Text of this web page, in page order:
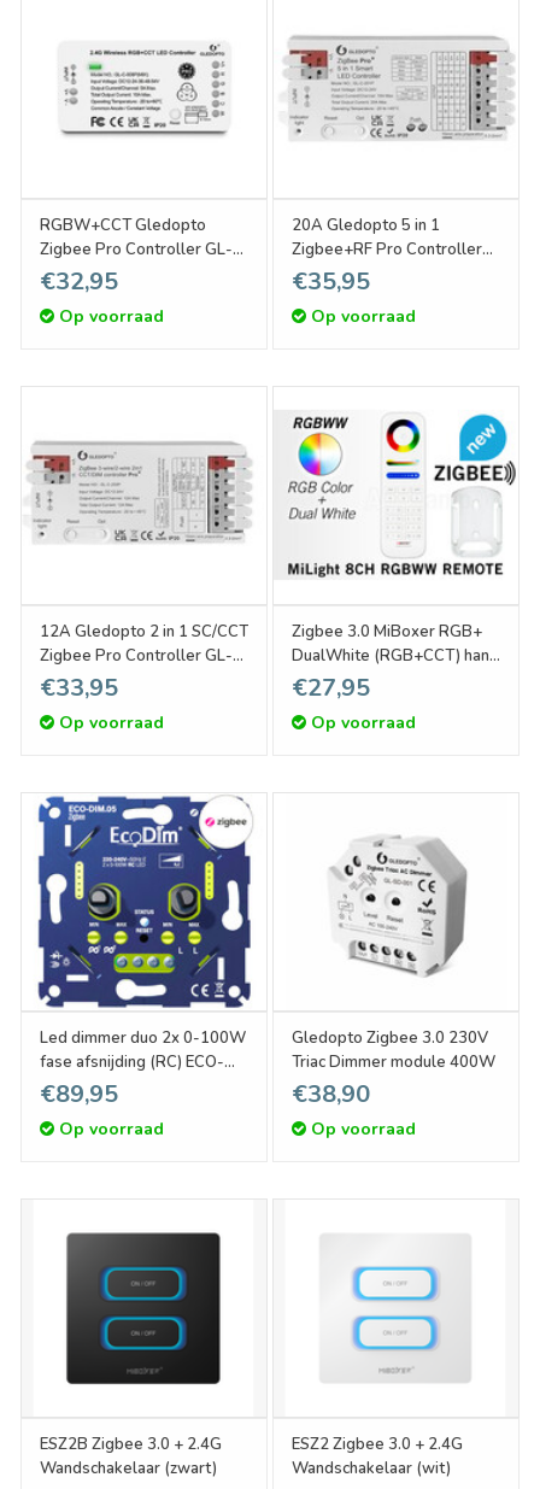
RGBW+CCT Gledopto
Zigbee Pro Controller GL-
C-008P MIX| 12-54 Volt
€32,95
Op voorraad
20A Gledopto 5 in 1
Zigbee+RF Pro Controller
GL-C-201P | 12-24 Volt
€35,95
Op voorraad
12A Gledopto 2 in 1 SC/CCT
Zigbee Pro Controller GL-
C-203P | 12-24 Volt
€33,95
Op voorraad
Zigbee 3.0 MiBoxer RGB+
DualWhite (RGB+CCT) hand
afstandsbediening, 7-zones,
2xAAA
€27,95
Op voorraad
Led dimmer duo 2x 0-100W
fase afsnijding (RC) ECO-
DIM.05 Zigbee
€89,95
Op voorraad
Gledopto Zigbee 3.0 230V
Triac Dimmer module 400W
€38,90
Op voorraad
ESZ2B Zigbee 3.0 + 2.4G
Wandschakelaar (zwart)
ESZ2 Zigbee 3.0 + 2.4G
Wandschakelaar (wit)